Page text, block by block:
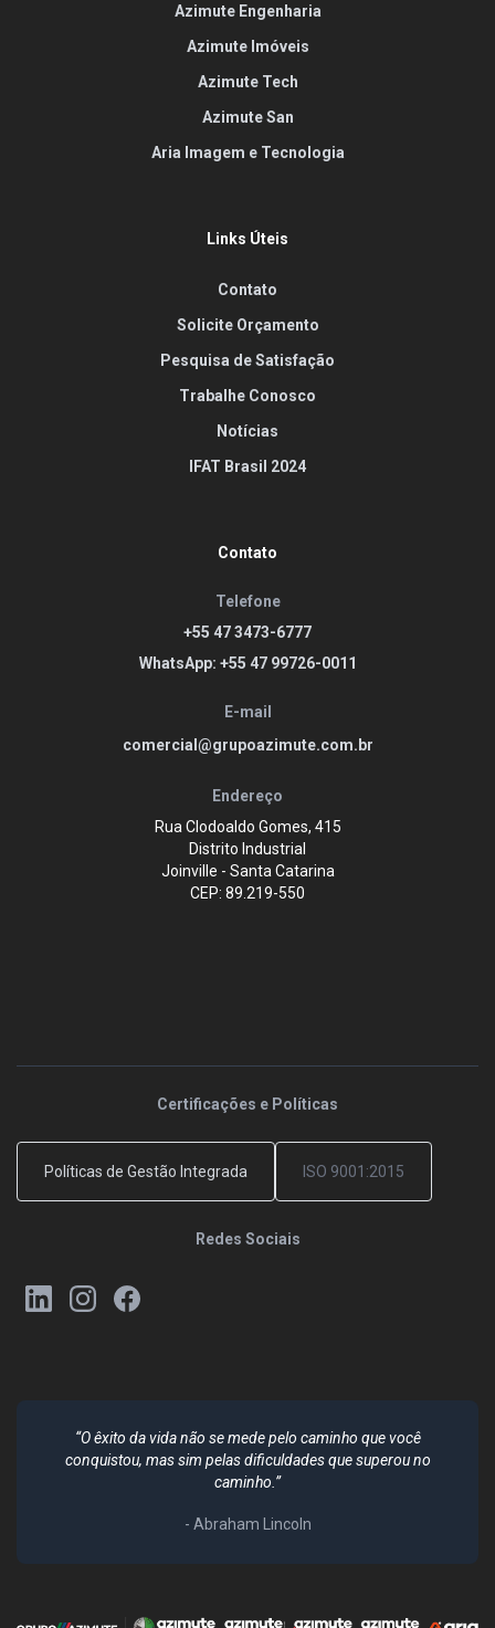
Azimute Engenharia
Azimute Imóveis
Azimute Tech
Azimute San
Aria Imagem e Tecnologia
Links Úteis
Contato
Solicite Orçamento
Pesquisa de Satisfação
Trabalhe Conosco
Notícias
IFAT Brasil 2024
Contato
Telefone
+55 47 3473-6777
WhatsApp: +55 47 99726-0011
E-mail
comercial@grupoazimute.com.br
Endereço
Rua Clodoaldo Gomes, 415
Distrito Industrial
Joinville - Santa Catarina
CEP: 89.219-550
Certificações e Políticas
Políticas de Gestão Integrada ISO 9001:2015
Redes Sociais
“O êxito da vida não se mede pelo caminho que você
conquistou, mas sim pelas dificuldades que superou no
caminho.”
- Abraham Lincoln